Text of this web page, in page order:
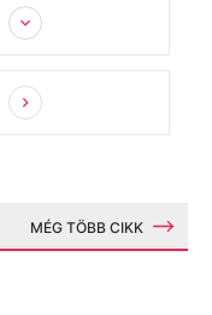
MÉG TÖBB CIKK